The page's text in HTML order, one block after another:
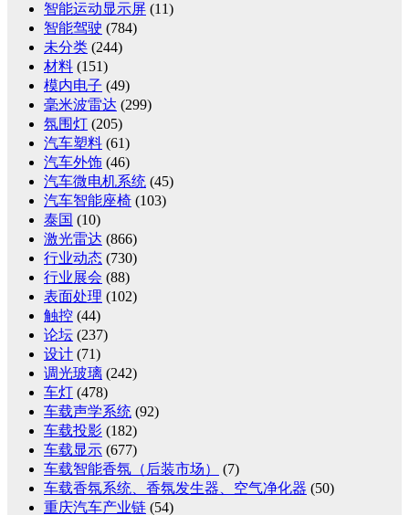
智能运动显示屏 (11)
智能驾驶 (784)
未分类 (244)
材料 (151)
模内电子 (49)
毫米波雷达 (299)
氛围灯 (205)
汽车塑料 (61)
汽车外饰 (46)
汽车微电机系统 (45)
汽车智能座椅 (103)
泰国 (10)
激光雷达 (866)
行业动态 (730)
行业展会 (88)
表面处理 (102)
触控 (44)
论坛 (237)
设计 (71)
调光玻璃 (242)
车灯 (478)
车载声学系统 (92)
车载投影 (182)
车载显示 (677)
车载智能香氛（后装市场）
(7)
车载香氛系统、香氛发生器、空气净化器 (50)
重庆汽车产业链 (54)